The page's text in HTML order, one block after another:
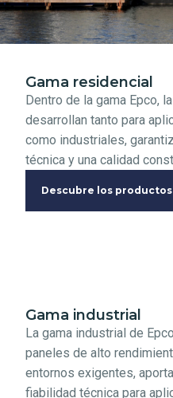
Gama residencial
Dentro de la gama Epco,
desarrollan tanto para
como industriales,
técnica y una calidad
Descubre los productos
Gama industrial
La gama industrial de
paneles de alto
entornos exigentes,
fiabilidad técnica para